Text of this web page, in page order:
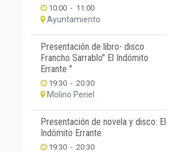
10:00 - 11:00
Ayuntamiento
Presentación de libro- disco
Francho Sarrablo" El Indómito
Errante "
19:30 - 20:30
Molino Periel
Presentación de novela y disco: El
Indómito Errante
19:30 - 20:30